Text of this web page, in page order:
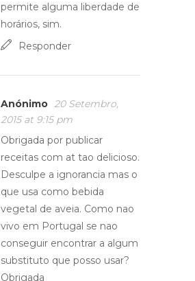
permite alguma liberdade de
horários, sim.
Responder
Anónimo 20 Setembro,
2015 at 9:15 pm
Obrigada por publicar
receitas com at tao delicioso.
Desculpe a ignorancia mas o
que usa como bebida
vegetal de aveia. Como nao
vivo em Portugal se nao
conseguir encontrar a algum
substituto que posso usar?
Obrigada